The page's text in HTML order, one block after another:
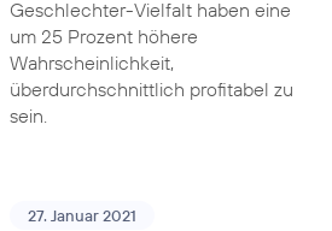
Geschlechter-Vielfalt haben eine
um 25 Prozent höhere
Wahrscheinlichkeit,
überdurchschnittlich profitabel zu
sein.
27. Januar 2021